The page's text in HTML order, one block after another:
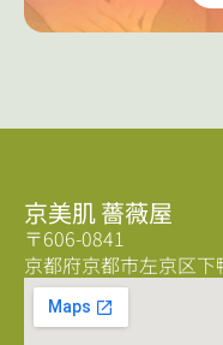
京美肌 薔薇屋
〒606-0841
京都府京都市左京区